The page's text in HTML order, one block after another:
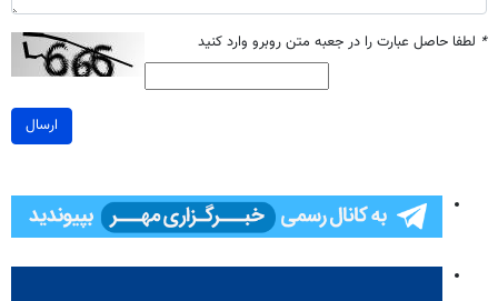
* لطفا حاصل عبارت را در جعبه متن روبرو وارد کنید
ارسال